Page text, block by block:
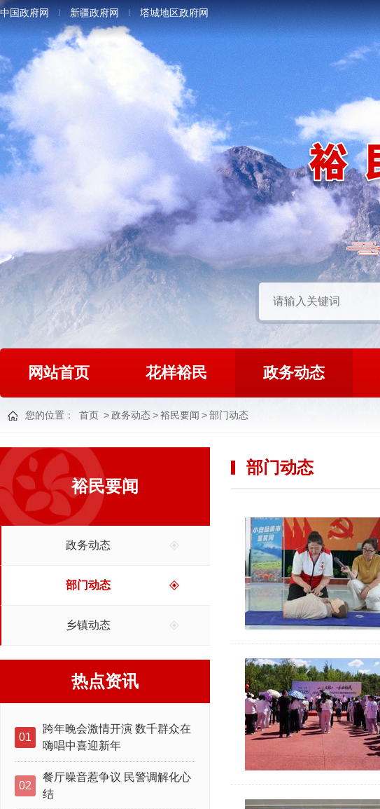
中国政府网 新疆政府网 塔城地区政府网
网站首页 花样裕民 政务动态
您的位置： 首页 >政务动态>裕民要闻 >部门动态
裕民要闻
政务动态
部门动态
乡镇动态
热点资讯
01
跨年晚会激情开演 数千群众在
嗨唱中喜迎新年
02
餐厅噪音惹争议 民警调解化心
结
部门动态